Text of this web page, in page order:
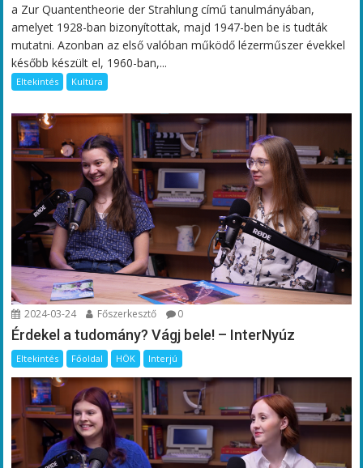
a Zur Quantentheorie der Strahlung című tanulmányában,
amelyet 1928-ban bizonyítottak, majd 1947-ben be is tudták
mutatni. Azonban az első valóban működő lézerműszer évekkel
később készült el, 1960-ban,...
Eltekintés Kultúra
2024-03-24 Főszerkesztő 0
Érdekel a tudomány? Vágj bele! – InterNyúz
Eltekintés Főoldal HÖK Interjú